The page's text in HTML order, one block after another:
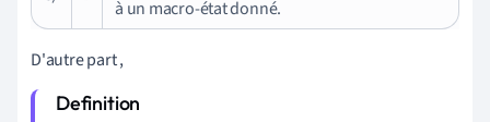
à un macro-état donné.
D'autre part ,